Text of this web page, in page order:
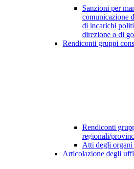
Sanzioni per
comunicazione
di incarichi
direzione o di
Rendiconti gruppi
Rendiconti
regionali/
Atti degli
Articolazione degli